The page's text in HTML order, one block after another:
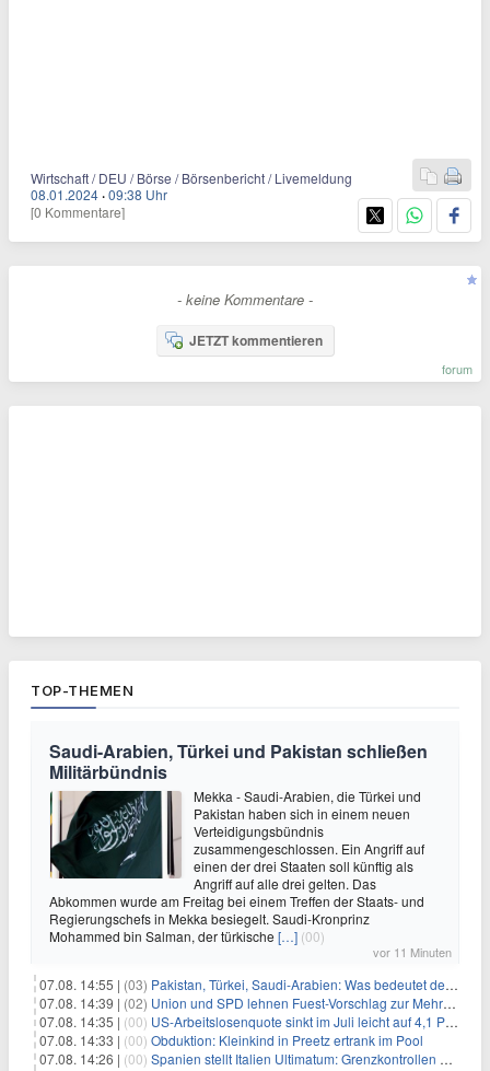
Wirtschaft / DEU / Börse / Börsenbericht / Livemeldung
08.01.2024 ·09:38 Uhr
[0 Kommentare]
- keine Kommentare -
JETZT kommentieren
forum
TOP-THEMEN
Saudi-Arabien, Türkei und Pakistan schließen
Militärbündnis
Mekka - Saudi-Arabien, die Türkei und
Pakistan haben sich in einem neuen
Verteidigungsbündnis
zusammengeschlossen. Ein Angriff auf
einen der drei Staaten soll künftig als
Angriff auf alle drei gelten. Das
Abkommen wurde am Freitag bei einem Treffen der Staats- und
Regierungschefs in Mekka besiegelt. Saudi-Kronprinz
Mohammed bin Salman, der türkische […] (00)
vor 11 Minuten
07.08. 14:55 | (03) Pakistan, Türkei, Saudi-Arabien: Was bedeutet der neue Pakt?
07.08. 14:39 | (02) Union und SPD lehnen Fuest-Vorschlag zur Mehrwertsteuer ab
07.08. 14:35 | (00) US-Arbeitslosenquote sinkt im Juli leicht auf 4,1 Prozent
07.08. 14:33 | (00) Obduktion: Kleinkind in Preetz ertrank im Pool
07.08. 14:26 | (00) Spanien stellt Italien Ultimatum: Grenzkontrollen beenden